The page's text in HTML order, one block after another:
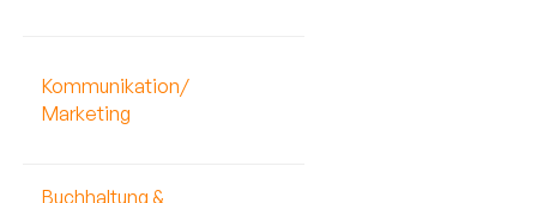
Kommunikation/
Marketing
Buchhaltung &